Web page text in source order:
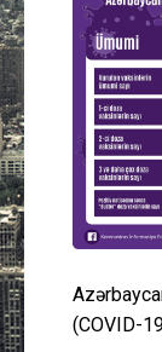
(COVID-